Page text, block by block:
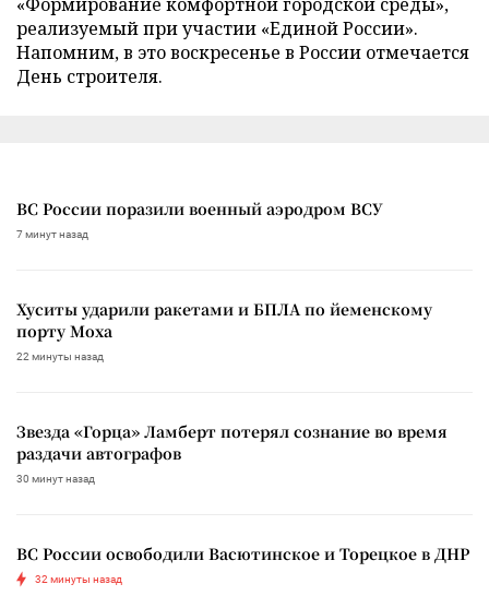
реализуемый при участии «Единой России».
Напомним, в это воскресенье в России отмечается
День строителя.
ВС России поразили военный аэродром ВСУ
7 минут назад
Хуситы ударили ракетами и БПЛА по йеменскому
порту Моха
22 минуты назад
Звезда «Горца» Ламберт потерял сознание во время
раздачи автографов
30 минут назад
ВС России освободили Васютинское и Торецкое в ДНР
32 минуты назад